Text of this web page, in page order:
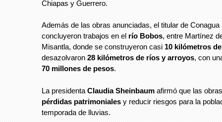
Chiapas y Guerrero.
Además de las obras anunciadas, el titular de
concluyeron trabajos en el río Bobos, entre Martínez
Misantla, donde se construyeron casi 10 kilómetros
desazolvaron 28 kilómetros de ríos y arroyos, con
70 millones de pesos.
La presidenta Claudia Sheinbaum afirmó que las
pérdidas patrimoniales y reducir riesgos para la
temporada de lluvias.